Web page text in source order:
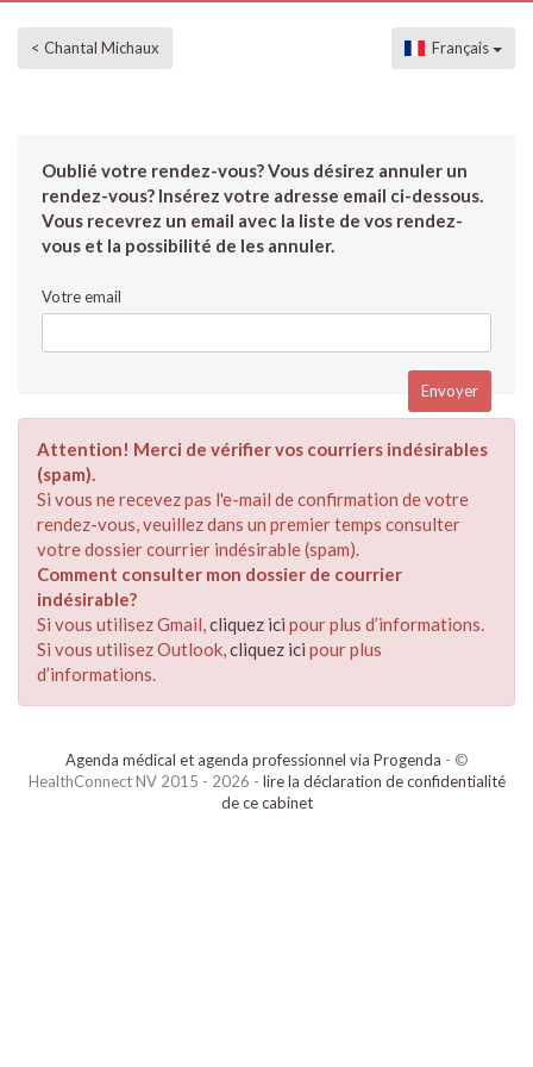
< Chantal Michaux Français
Oublié votre rendez-vous? Vous désirez annuler un
rendez-vous? Insérez votre adresse email ci-dessous.
Vous recevrez un email avec la liste de vos rendez-
vous et la possibilité de les annuler.
Votre email
Attention! Merci de vérifier vos courriers indésirables
(spam).
Si vous ne recevez pas l'e-mail de confirmation de votre
rendez-vous, veuillez dans un premier temps consulter
votre dossier courrier indésirable (spam).
Comment consulter mon dossier de courrier
indésirable?
Si vous utilisez Gmail,cliquez ici pour plus d’informations.
Si vous utilisez Outlook,cliquez ici pour plus
d’informations.
Agenda médical et agenda professionnel via Progenda - ©
HealthConnect NV 2015 - 2026 - lire la déclaration de confidentialité
de ce cabinet